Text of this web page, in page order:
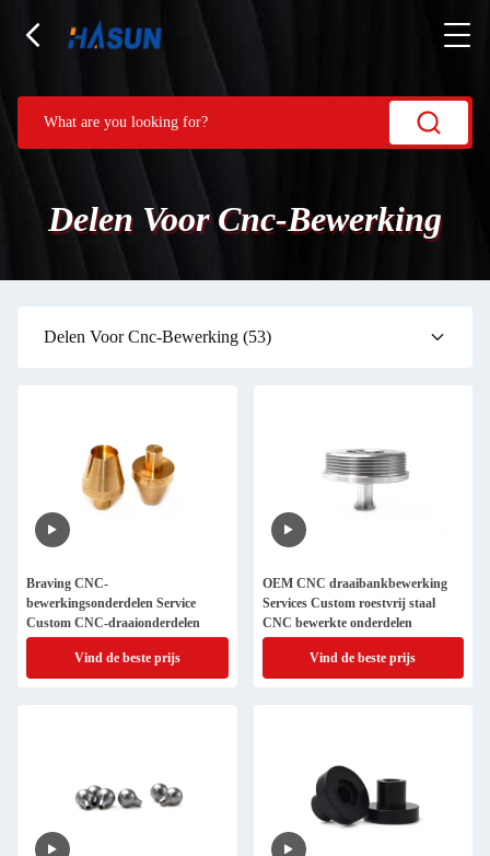
Delen Voor Cnc-Bewerking
Delen Voor Cnc-Bewerking (53)
Braving CNC-
bewerkingsonderdelen Service
Custom CNC-draaionderdelen
Vind de beste prijs
OEM CNC draaibankbewerking
Services Custom roestvrij staal
CNC bewerkte onderdelen
Vind de beste prijs